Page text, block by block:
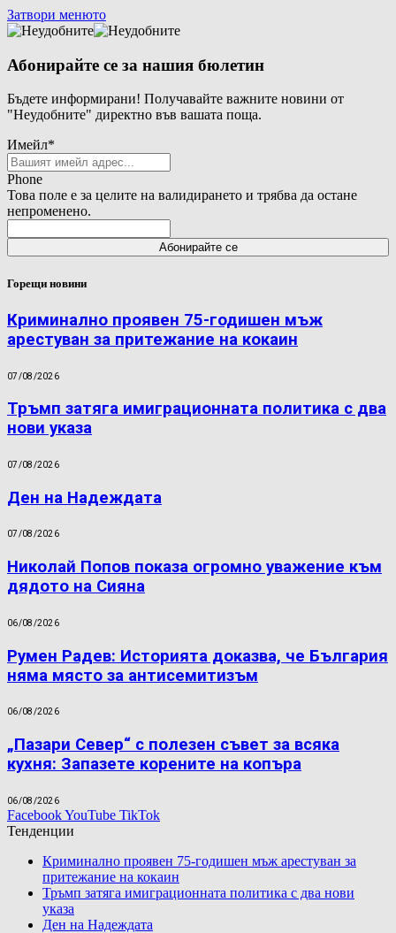
Затвори менюто
Абонирайте се за нашия бюлетин
Бъдете информирани! Получавайте важните новини от
"Неудобните" директно във вашата поща.
Имейл*
Phone
Това поле е за целите на валидирането и трябва да остане
непроменено.
Горещи новини
Криминално проявен 75-годишен мъж
арестуван за притежание на кокаин
07/08/2026
Тръмп затяга имиграционната политика с два
нови указа
07/08/2026
Ден на Надеждата
07/08/2026
Николай Попов показа огромно уважение към
дядото на Сияна
06/08/2026
Румен Радев: Историята доказва, че България
няма място за антисемитизъм
06/08/2026
„Пазари Север“ с полезен съвет за всяка
кухня: Запазете корените на копъра
06/08/2026
FacebookYouTube TikTok
Тенденции
Криминално проявен 75-годишен мъж арестуван за
притежание на кокаин
Тръмп затяга имиграционната политика с два нови
указа
Ден на Надеждата